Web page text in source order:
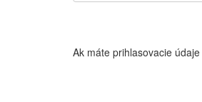
Ak máte prihlasovacie údaje